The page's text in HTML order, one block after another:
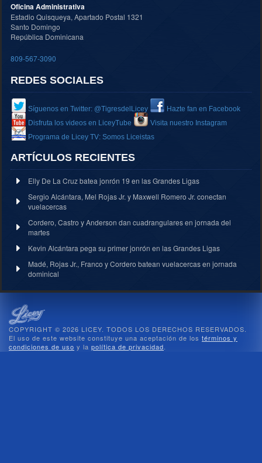
Oficina Administrativa
Estadio Quisqueya, Apartado Postal 1321
Santo Domingo
República Dominicana
809-567-3090
REDES SOCIALES
Síguenos en Twitter: @TigresdelLicey
Hazte fan en Facebook
Disfruta los videos en LiceyTube
Visita nuestro Instagram
Programa de Licey TV: Somos Liceistas
ARTÍCULOS RECIENTES
Elly De La Cruz batea jonrón 19 en las Grandes Ligas
Sergio Alcántara, Mel Rojas Jr. y Maxwell Romero Jr. conectan
vuelacercas
Cordero, Castro y Anderson dan cuadrangulares en jornada del
martes
Kevin Alcántara pega su primer jonrón en las Grandes Ligas
Madé, Rojas Jr., Franco y Cordero batean vuelacercas en jornada
dominical
COPYRIGHT © 2026 LICEY. TODOS LOS DERECHOS RESERVADOS.
El uso de este website constituye una aceptación de los términos y
condiciones de uso y la política de privacidad